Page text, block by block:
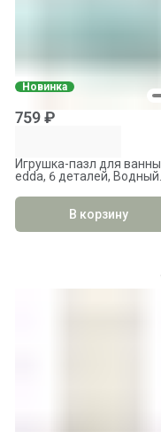
Новинка
759 ₽
Игрушка-пазл для ванны
edda, 6 деталей, Водный
В корзину